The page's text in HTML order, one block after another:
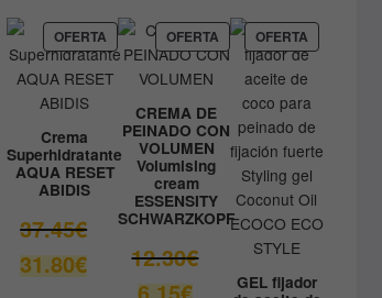
59.05€.
OFERTAPRODUCTO
EN
OFERTA
Crema
Superhidratante
AQUA RESET
ABIDIS
37.45€El
original
31.80€El
precio
OFERTA PRODUCTO
EN
OFERTA
CREMA DE
PEINADO CON
VOLUMEN
Volumising
cream
ESSENSITY
SCHWARZKOPF
12.30€El
precio
El
OFERTAPRODUCTO
EN
OFERTA
GEL fijador